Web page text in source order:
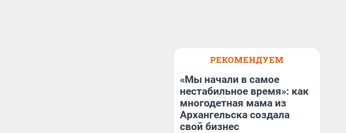
РЕКОМЕНДУЕМ
«Мы начали в самое
нестабильное время»: как
многодетная мама из
Архангельска создала
свой бизнес